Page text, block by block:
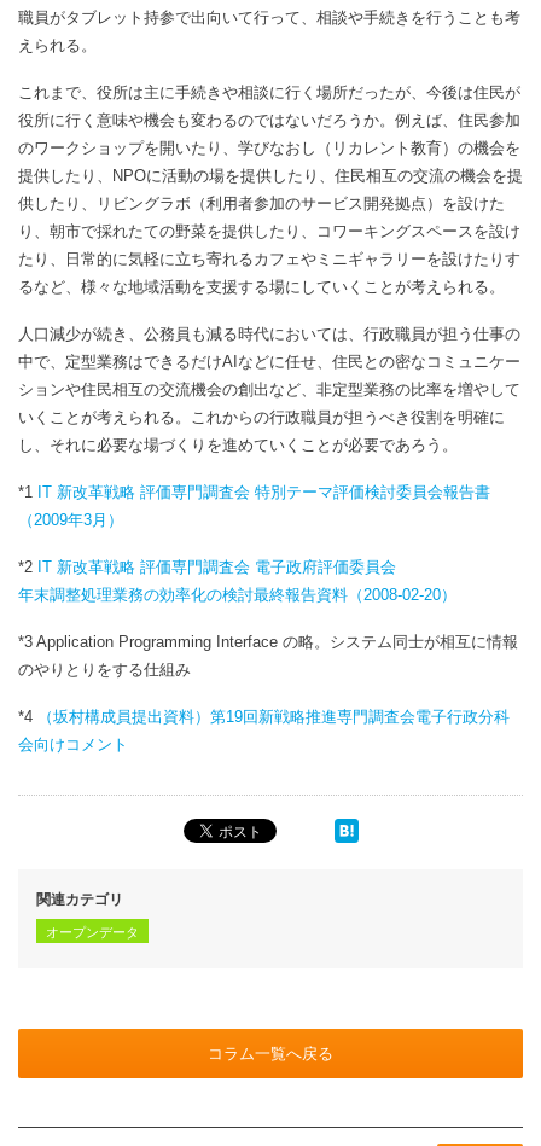
職員がタブレット持参で出向いて行って、相談や手続きを行うことも考
えられる。
これまで、役所は主に手続きや相談に行く場所だったが、今後は住民が
役所に行く意味や機会も変わるのではないだろうか。例えば、住民参加
のワークショップを開いたり、学びなおし（リカレント教育）の機会を
提供したり、NPOに活動の場を提供したり、住民相互の交流の機会を提
供したり、リビングラボ（利用者参加のサービス開発拠点）を設けた
り、朝市で採れたての野菜を提供したり、コワーキングスペースを設け
たり、日常的に気軽に立ち寄れるカフェやミニギャラリーを設けたりす
るなど、様々な地域活動を支援する場にしていくことが考えられる。
人口減少が続き、公務員も減る時代においては、行政職員が担う仕事の
中で、定型業務はできるだけAIなどに任せ、住民との密なコミュニケー
ションや住民相互の交流機会の創出など、非定型業務の比率を増やして
いくことが考えられる。これからの行政職員が担うべき役割を明確に
し、それに必要な場づくりを進めていくことが必要であろう。
*1 IT 新改革戦略 評価専門調査会 特別テーマ評価検討委員会報告書
（2009年3月）
*2 IT 新改革戦略 評価専門調査会 電子政府評価委員会
年末調整処理業務の効率化の検討最終報告資料（2008-02-20）
*3 Application Programming Interface の略。システム同士が相互に情報
のやりとりをする仕組み
*4
（坂村構成員提出資料）第19回新戦略推進専門調査会電子行政分科
会向けコメント
関連カテゴリ
オープンデータ
コラム一覧へ戻る